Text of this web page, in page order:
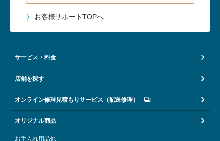
お客様サポートTOPへ
サービス・料金
店舗を探す
オンライン修理見積もりサービス（配送修理）
オリジナル商品
お手入れ用品他